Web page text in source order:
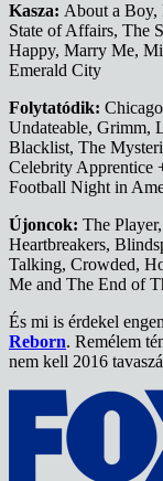
Kasza: About a Boy,
State of Affairs, The
Happy, Marry Me,
Emerald City
Folytatódik:
Undateable, Grimm,
Blacklist, The
Celebrity Apprentice
Football Night in
Újoncok: The
Heartbreakers,
Talking, Crowded,
Me and The End of
És mi is érdekel
Reborn. Remélem
nem kell 2016